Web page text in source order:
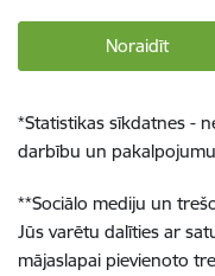
Noraidīt
*Statistikas sīkdatnes -
darbību un
**Sociālo mediju un
Jūs varētu dalīties ar
mājaslapai pievienoto